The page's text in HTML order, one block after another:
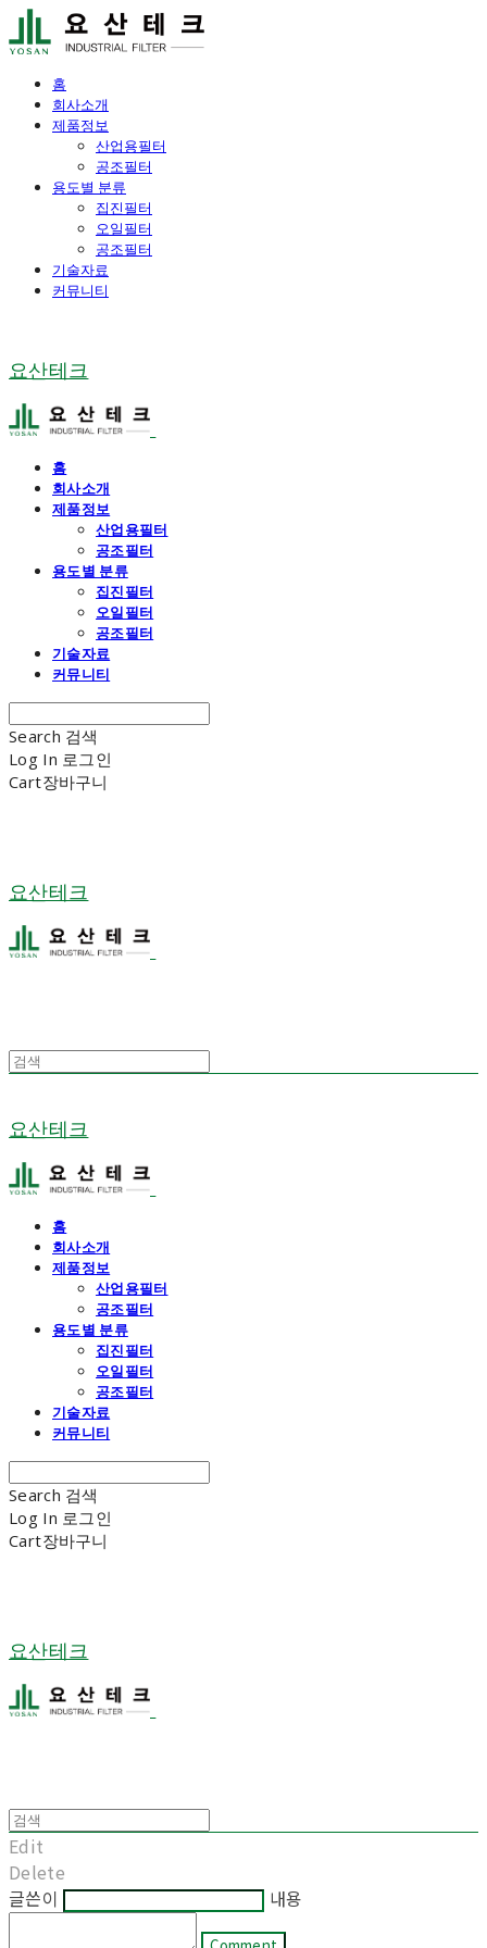
홈
회사소개
제품정보
산업용필터
공조필터
용도별 분류
집진필터
오일필터
공조필터
기술자료
커뮤니티
요산테크
홈
회사소개
제품정보
산업용필터
공조필터
용도별 분류
집진필터
오일필터
공조필터
기술자료
커뮤니티
Search 검색
Log In 로그인
Cart장바구니
요산테크
요산테크
홈
회사소개
제품정보
산업용필터
공조필터
용도별 분류
집진필터
오일필터
공조필터
기술자료
커뮤니티
Search 검색
Log In 로그인
Cart장바구니
요산테크
Edit
Delete
글쓴이
내용